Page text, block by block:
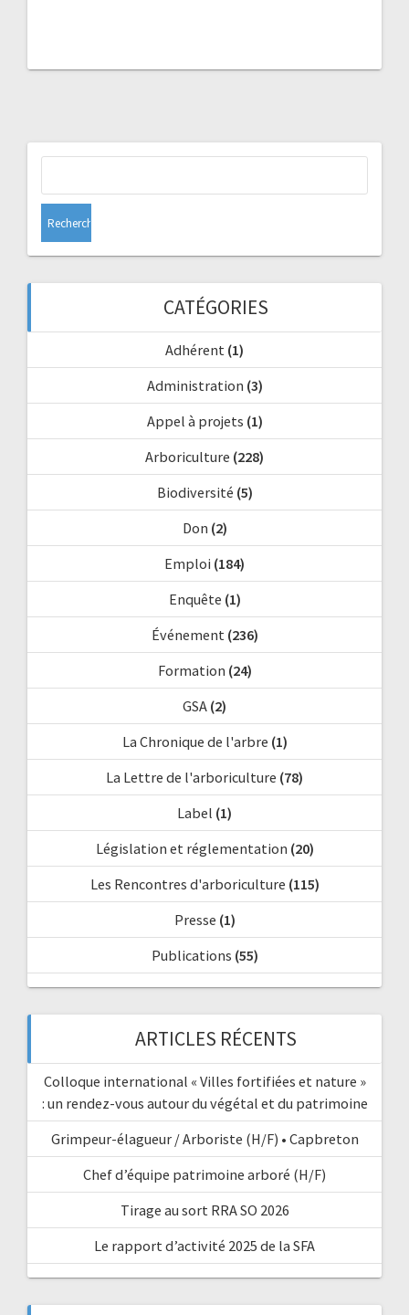
CATÉGORIES
Adhérent (1)
Administration (3)
Appel à projets (1)
Arboriculture (228)
Biodiversité (5)
Don (2)
Emploi (184)
Enquête (1)
Événement(236)
Formation (24)
GSA (2)
La Chronique de l'arbre (1)
La Lettre de l'arboriculture (78)
Label (1)
Législation et réglementation (20)
Les Rencontres d'arboriculture (115)
Presse (1)
Publications (55)
ARTICLES RÉCENTS
Colloque international « Villes fortifiées et nature »
: un rendez-vous autour du végétal et du patrimoine
Grimpeur-élagueur / Arboriste (H/F) • Capbreton
Chef d’équipe patrimoine arboré (H/F)
Tirage au sort RRA SO 2026
Le rapport d’activité 2025 de la SFA